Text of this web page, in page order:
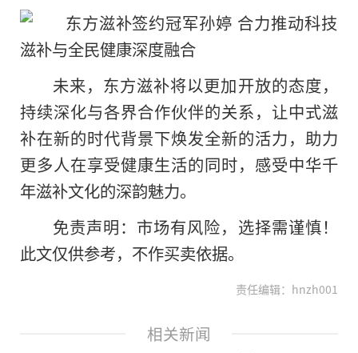
未来，东方滋补将以更加开放的态度，
持续深化与各界合作伙伴的关系，让中式滋
补在新的时代背景下焕发全新的活力，助力
更多人在享受健康生活的同时，感受中华千
年滋补文化的深韵魅力。
免责声明：市场有风险，选择需谨慎！
此文仅供参考，不作买卖依据。
责任编辑：hnzh001
相关新闻